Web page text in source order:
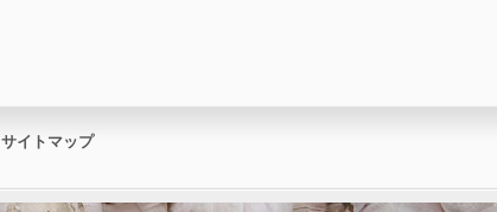
サイトマップ